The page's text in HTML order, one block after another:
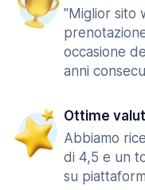
"Miglior sito
occasione
anni
Ottime
Abbiamo
di 4,5 e un
su